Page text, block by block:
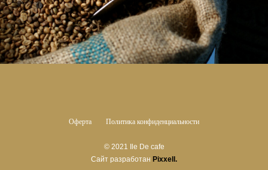
Оферта Политика конфиденциальности
© 2021 Ile De cafe
Сайт разработан Pixxell.